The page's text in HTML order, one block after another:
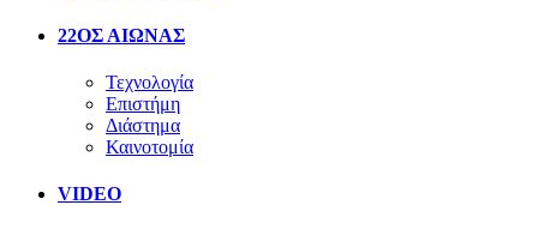
22ΟΣ ΑΙΩΝΑΣ
Τεχνολογία
Επιστήμη
Διάστημα
Καινοτομία
VIDEO